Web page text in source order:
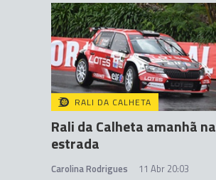
RALI DA CALHETA
Rali da Calheta amanhã na
estrada
Carolina Rodrigues 11 Abr 20:03